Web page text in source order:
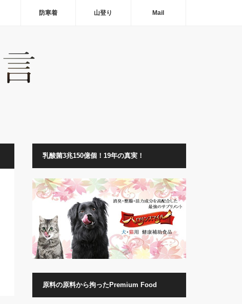
防寒着 山登り Mail
乳酸菌3兆150億個！19年の真実！
原料の原料から拘ったPremium Food